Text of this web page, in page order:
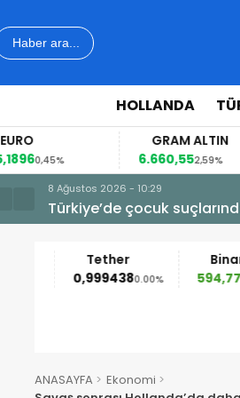
Haber ara...
HOLLANDA
0,45%
GRAM ALTIN
6.660,552,59%
8 Ağustos 2026 - 10:29
Türkiye’de çocuk
Tether
0,9994380.00%
Binance
594,771.00%
ANASAYFA
Ekonomi